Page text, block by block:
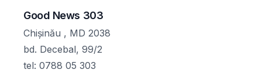
Good News 303
Chișinău , MD 2038
bd. Decebal, 99/2
tel: 0788 05 303